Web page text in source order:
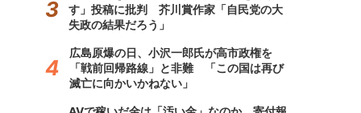
す」投稿に批判 芥川賞作家「自民党の大
失政の結果だろう」
広島原爆の日、小沢一郎氏が高市政権を
「戦前回帰路線」と非難 「この国は再び
滅亡に向かいかねない」